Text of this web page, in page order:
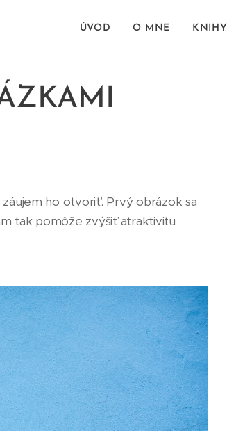
ÚVOD O MNE KNIHY
ho otvoriť. Prvý obrázok sa
tak pomôže zvýšiť atraktivitu